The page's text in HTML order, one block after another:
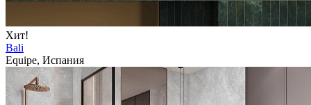
Хит!
Bali
Equipe, Испания